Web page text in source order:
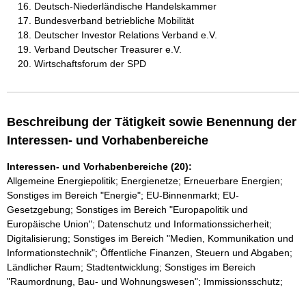
Deutsch-Niederländische Handelskammer
Bundesverband betriebliche Mobilität
Deutscher Investor Relations Verband e.V.
Verband Deutscher Treasurer e.V.
Wirtschaftsforum der SPD
Beschreibung der Tätigkeit sowie Benennung der
Interessen- und Vorhabenbereiche
Interessen- und Vorhabenbereiche (20):
Allgemeine Energiepolitik; Energienetze; Erneuerbare Energien;
Sonstiges im Bereich "Energie"; EU-Binnenmarkt; EU-
Gesetzgebung; Sonstiges im Bereich "Europapolitik und
Europäische Union"; Datenschutz und Informationssicherheit;
Digitalisierung; Sonstiges im Bereich "Medien, Kommunikation und
Informationstechnik"; Öffentliche Finanzen, Steuern und Abgaben;
Ländlicher Raum; Stadtentwicklung; Sonstiges im Bereich
"Raumordnung, Bau- und Wohnungswesen"; Immissionsschutz;